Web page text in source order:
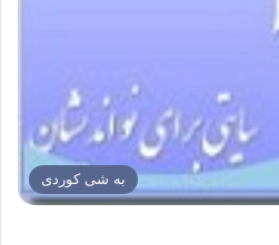
به شی کوردی